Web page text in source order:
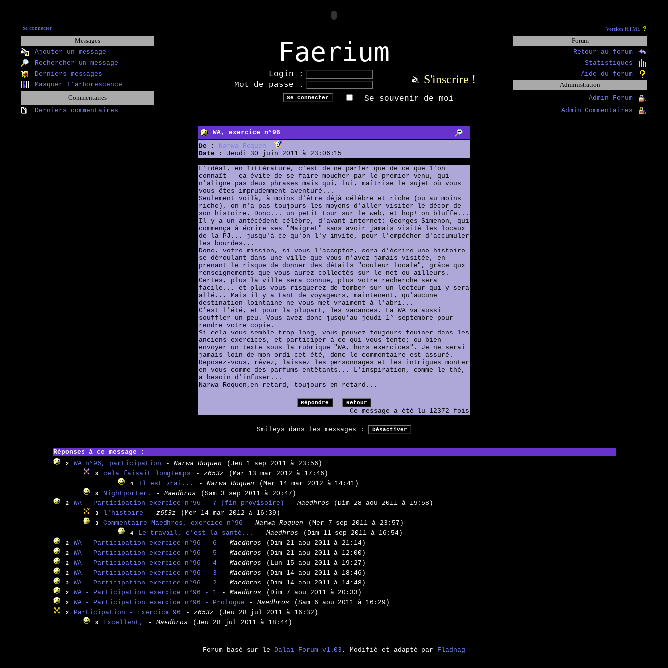
Se connecter Version HTML ?
Messages
Faerium
Forum
Ajouter un message
Retour au forum
Rechercher un message
Statistiques
Derniers messages
Login : S'inscrire !
Aide du forum
Masquer l'arborescence
Mot de passe :
Administration
Commentaires
Se souvenir de moi
Admin Forum
Derniers commentaires
Admin Commentaires
WA, exercice n°96
De :
Narwa Roquen
Date :
Jeudi 30 juin 2011 à 23:06:15
L'idéal, en littérature, c'est de ne parler que de ce que l'on
connaît - ça évite de se faire moucher par le premier venu, qui
n'aligne pas deux phrases mais qui, lui, maîtrise le sujet où vous
vous êtes imprudemment aventuré...
Seulement voilà, à moins d'être déjà célèbre et riche (ou au moins
riche), on n'a pas toujours les moyens d'aller visiter le décor de
son histoire. Donc... un petit tour sur le web, et hop! on bluffe...
Il y a un antécédent célèbre, d'avant internet: Georges Simenon, qui
commença à écrire ses "Maigret" sans avoir jamais visité les locaux
de la PJ... jusqu'à ce qu'on l'y invite, pour l'empêcher d'accumuler
les bourdes...
Donc, votre mission, si vous l'acceptez, sera d'écrire une histoire
se déroulant dans une ville que vous n'avez jamais visitée, en
prenant le risque de donner des détails "couleur locale", grâce qux
renseignements que vous aurez collectés sur le net ou ailleurs.
Certes, plus la ville sera connue, plus votre recherche sera
facile... et plus vous risquerez de tomber sur un lecteur qui y sera
allé... Mais il y a tant de voyageurs, maintenent, qu'aucune
destination lointaine ne vous met vraiment à l'abri...
C'est l'été, et pour la plupart, les vacances. La WA va aussi
souffler un peu. Vous avez donc jusqu'au jeudi 1° septembre pour
rendre votre copie.
Si cela vous semble trop long, vous pouvez toujours fouiner dans les
anciens exercices, et participer à ce qui vous tente; ou bien
envoyer un texte sous la rubrique "WA, hors exercices". Je ne serai
jamais loin de mon ordi cet été, donc le commentaire est assuré.
Reposez-vous, rêvez, laissez les personnages et les intrigues monter
en vous comme des parfums entêtants... L'inspiration, comme le thé,
a besoin d'infuser...
Narwa Roquen,en retard, toujours en retard...
Ce message a été lu 12372 fois
Smileys dans les messages :
Réponses à ce message :
2 WA n°96, participation - Narwa Roquen (Jeu 1 sep 2011 à 23:56)
3 cela faisait longtemps - z653z (Mar 13 mar 2012 à 17:46)
4 Il est vrai... - Narwa Roquen (Mer 14 mar 2012 à 14:41)
3 Nightporter. - Maedhros (Sam 3 sep 2011 à 20:47)
2 WA - Participation exercice n°96 - 7 (fin provisoire) - Maedhros (Dim 28 aou 2011 à 19:58)
3 l'histoire - z653z (Mer 14 mar 2012 à 16:39)
3 Commentaire Maedhros, exercice n°96 - Narwa Roquen (Mer 7 sep 2011 à 23:57)
4 Le travail, c'est la santé... - Maedhros (Dim 11 sep 2011 à 16:54)
2 WA - Participation exercice n°96 - 6 - Maedhros (Dim 21 aou 2011 à 21:14)
2 WA - Participation exercice n°96 - 5 - Maedhros (Dim 21 aou 2011 à 12:00)
2 WA - Participation exercice n°96 - 4 - Maedhros (Lun 15 aou 2011 à 19:27)
2 WA - Participation exercice n°96 - 3 - Maedhros (Dim 14 aou 2011 à 18:46)
2 WA - Participation exercice n°96 - 2 - Maedhros (Dim 14 aou 2011 à 14:48)
2 WA - Participation exercice n°96 - 1 - Maedhros (Dim 7 aou 2011 à 20:33)
2 WA - Participation exercice n°96 - Prologue - Maedhros (Sam 6 aou 2011 à 16:29)
2 Participation - Exercice 96 - z653z (Jeu 28 jul 2011 à 16:32)
3 Excellent, - Maedhros (Jeu 28 jul 2011 à 18:44)
Forum basé sur le Dalai Forum v1.03 . Modifié et adapté par Fladnag